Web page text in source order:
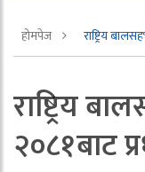
होमपेज राष्ट्रिय
राष्ट्रिय
२०८१बाट